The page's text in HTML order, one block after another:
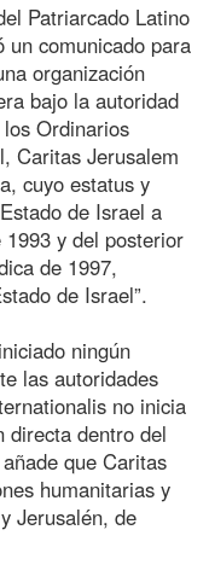
Patriarcado Latino
un comunicado para
organización
bajo la autoridad
Ordinarios
Caritas Jerusalem
cuyo estatus y
de Israel a
y del posterior
de 1997,
de Israel”.
ningún
las autoridades
no inicia
directa dentro del
que Caritas
humanitarias y
Jerusalén, de